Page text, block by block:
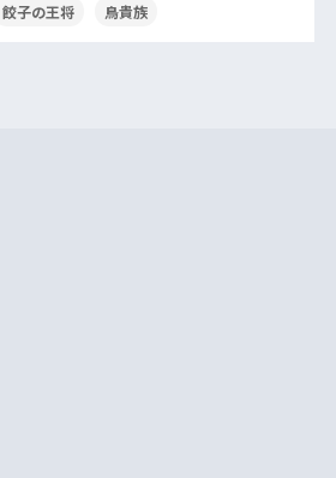
餃子の王将 鳥貴族